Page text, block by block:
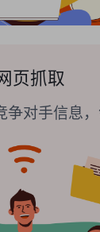
页抓取
对手信息，